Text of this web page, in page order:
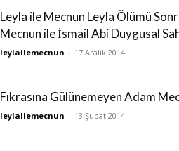
Leyla ile Mecnun Leyla Ölümü
Mecnun ile İsmail Abi Duygusal
leylailemecnun - 17 Aralık 2014
Fıkrasına Gülünemeyen Adam
leylailemecnun - 13 Şubat 2014